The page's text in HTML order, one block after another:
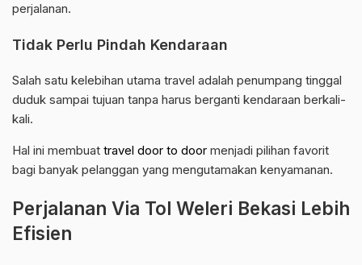
perjalanan.
Tidak Perlu Pindah Kendaraan
Salah satu kelebihan utama travel adalah penumpang tinggal
duduk sampai tujuan tanpa harus berganti kendaraan berkali-
kali.
Hal ini membuat travel door to door menjadi pilihan favorit
bagi banyak pelanggan yang mengutamakan kenyamanan.
Perjalanan Via Tol Weleri Bekasi Lebih
Efisien